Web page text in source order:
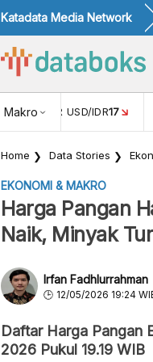
Katadata Media Network
Makro
NILAI TUKAR USD/IDR17
Home Data Stories
EKONOMI & MAKRO
Harga Pangan
Naik, Minyak
Irfan Fadhlurrahman
12/05/2026 19:24
Daftar Harga Pangan
2026 Pukul 19.19 WIB